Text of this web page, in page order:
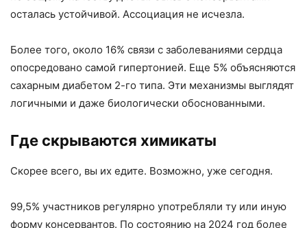
осталась устойчивой. Ассоциация не исчезла.
Более того, около 16% связи с заболеваниями сердца
опосредовано самой гипертонией. Еще 5% объясняются
сахарным диабетом 2-го типа. Эти механизмы выглядят
логичными и даже биологически обоснованными.
Где скрываются химикаты
Скорее всего, вы их едите. Возможно, уже сегодня.
99,5% участников регулярно употребляли ту или иную
форму консервантов. По состоянию на 2024 год более